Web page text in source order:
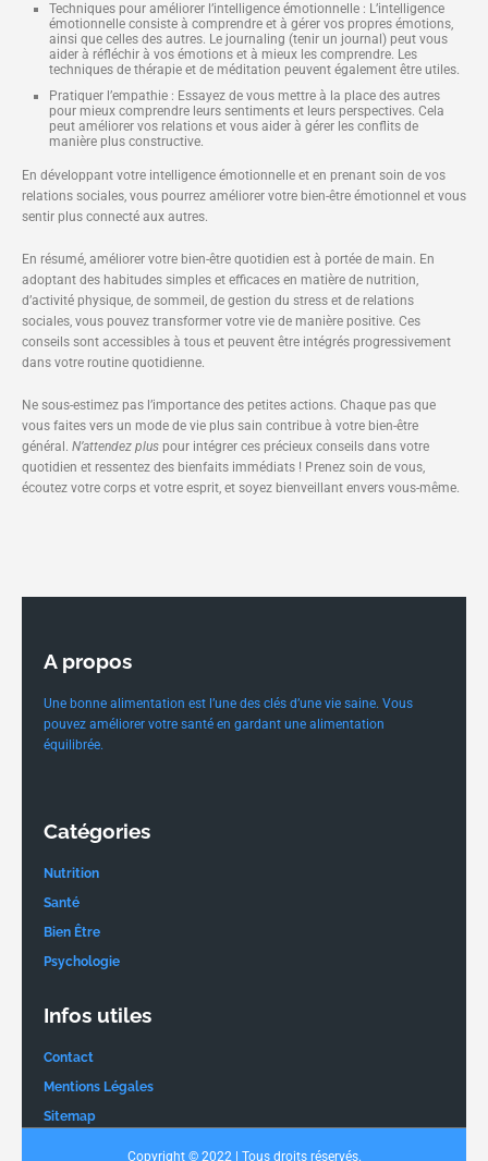
Techniques pour améliorer l’intelligence émotionnelle : L’intelligence
émotionnelle consiste à comprendre et à gérer vos propres émotions,
ainsi que celles des autres. Le journaling (tenir un journal) peut vous
aider à réfléchir à vos émotions et à mieux les comprendre. Les
techniques de thérapie et de méditation peuvent également être utiles.
Pratiquer l’empathie : Essayez de vous mettre à la place des autres
pour mieux comprendre leurs sentiments et leurs perspectives. Cela
peut améliorer vos relations et vous aider à gérer les conflits de
manière plus constructive.
En développant votre intelligence émotionnelle et en prenant soin de vos
relations sociales, vous pourrez améliorer votre bien-être émotionnel et vous
sentir plus connecté aux autres.
En résumé, améliorer votre bien-être quotidien est à portée de main. En
adoptant des habitudes simples et efficaces en matière de nutrition,
d’activité physique, de sommeil, de gestion du stress et de relations
sociales, vous pouvez transformer votre vie de manière positive. Ces
conseils sont accessibles à tous et peuvent être intégrés progressivement
dans votre routine quotidienne.
Ne sous-estimez pas l’importance des petites actions. Chaque pas que
vous faites vers un mode de vie plus sain contribue à votre bien-être
général. N’attendez plus pour intégrer ces précieux conseils dans votre
quotidien et ressentez des bienfaits immédiats ! Prenez soin de vous,
écoutez votre corps et votre esprit, et soyez bienveillant envers vous-même.
A propos
Une bonne alimentation est l’une des clés d’une vie saine. Vous
pouvez améliorer votre santé en gardant une alimentation
équilibrée.
Catégories
Nutrition
Santé
Bien Être
Psychologie
Infos utiles
Contact
Mentions Légales
Sitemap
Copyright © 2022 | Tous droits réservés.